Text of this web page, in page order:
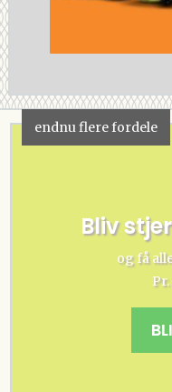
endnu flere fordele
Bliv
og få